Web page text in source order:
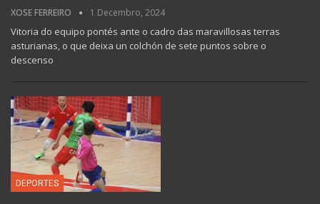
XOSE FERREIRO 1 Decembro, 2024
Vitoria do equipo pontés ante o cadro das maravillosas terras
asturianas, o que deixa un colchón de sete puntos sobre o
descenso
DEPORTES